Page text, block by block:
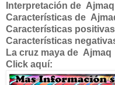
Interpretación de Ajmaq
Características de
Características
Características
La cruz maya de Ajmaq
Click aquí: